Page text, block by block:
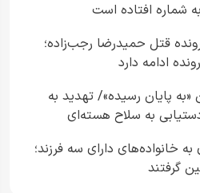
شماره افتاده است​
در پرونده قتل حمیدرضا رجب‌زاده؛
ادامه دارد
پایان رسیده»/ تهدید به
به سلاح هسته‌ای
زمین ۲۰۰ متری به خانواده‌های دارای سه فرزند؛